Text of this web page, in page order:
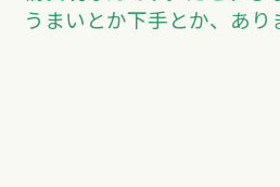
うまいとか下手とか、あり